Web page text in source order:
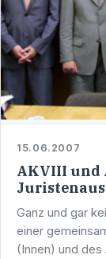
15.06.2007
AKVIII und
Ganz und gar
einer
(Innen) und